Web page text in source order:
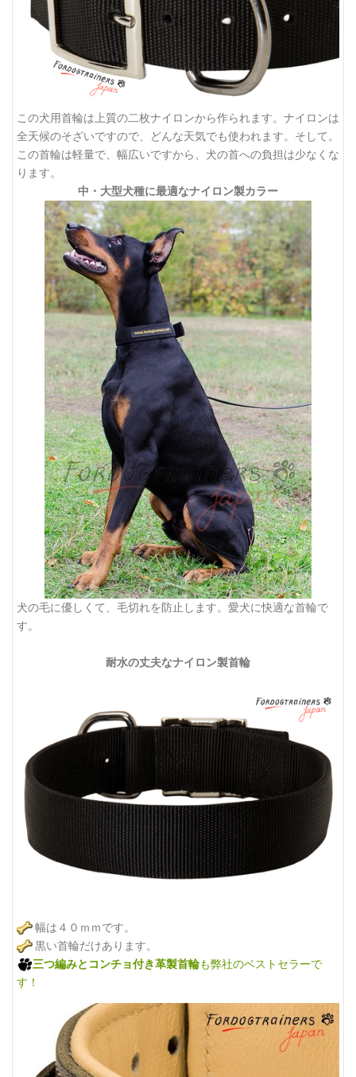
この犬用首輪は上質の二枚ナイロンから作られます。ナイロンは
全天候のそざいですので、どんな天気でも使われます。そして。
この首輪は軽量で、幅広いですから、犬の首への負担は少なくな
ります。
中・大型犬種に最適なナイロン製カラー
犬の毛に優しくて、毛切れを防止します。愛犬に快適な首輪で
す。
耐水の丈夫なナイロン製首輪
幅は４０ｍｍです。
黒い首輪だけあります。
三つ編みとコンチョ付き革製首輪も弊社のベストセラーで
す！